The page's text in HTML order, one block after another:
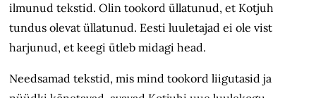
ilmunud tekstid. Olin tookord üllatunud, et Kotjuh
tundus olevat üllatunud. Eesti luuletajad ei ole vist
harjunud, et keegi ütleb midagi head.
Needsamad tekstid, mis mind tookord liigutasid ja